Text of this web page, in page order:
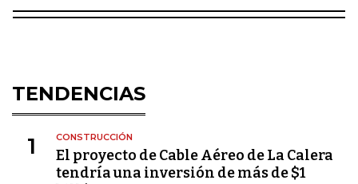
TENDENCIAS
1 CONSTRUCCIÓN
El proyecto de Cable Aéreo de La Calera
tendría una inversión de más de $1